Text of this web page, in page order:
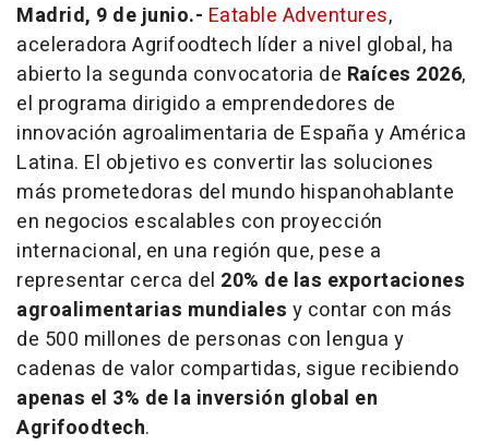
Madrid, 9 de junio.- Eatable Adventures,
aceleradora Agrifoodtech líder a nivel global, ha
abierto la segunda convocatoria de Raíces 2026,
el programa dirigido a emprendedores de
innovación agroalimentaria de España y América
Latina. El objetivo es convertir las soluciones
más prometedoras del mundo hispanohablante
en negocios escalables con proyección
internacional, en una región que, pese a
representar cerca del 20% de las exportaciones
agroalimentarias mundiales y contar con más
de 500 millones de personas con lengua y
cadenas de valor compartidas, sigue recibiendo
apenas el 3% de la inversión global en
Agrifoodtech.